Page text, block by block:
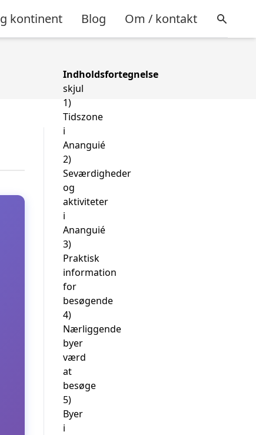
kontinent Blog Om / kontakt
Indholdsfortegnelse
skjul
1)
Tidszone
i
Ananguié
2)
Seværdigheder
og
aktiviteter
i
Ananguié
3)
Praktisk
information
for
besøgende
4)
Nærliggende
byer
værd
at
besøge
5)
Byer
i